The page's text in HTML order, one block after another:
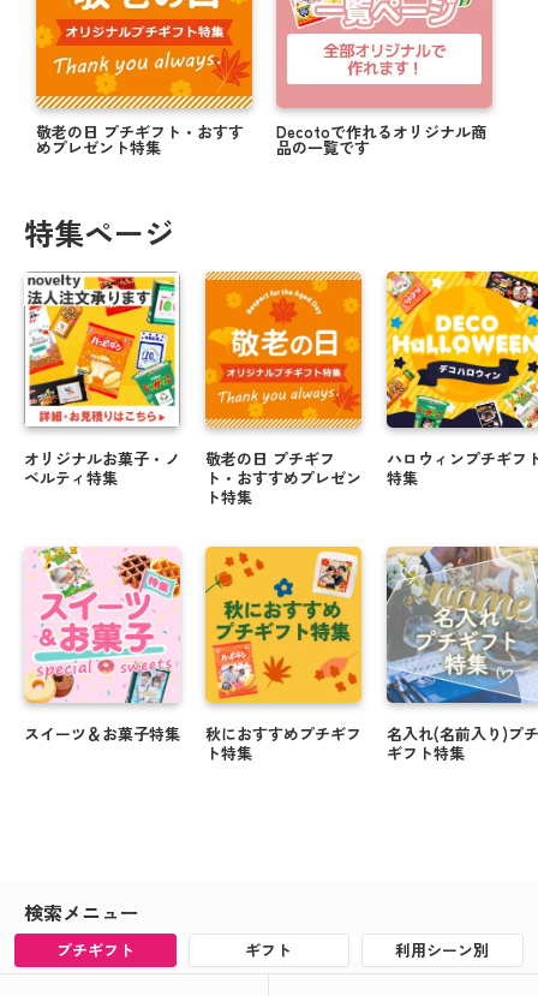
敬老の日 プチギフト・おすす
めプレゼント特集
Decotoで作れるオリジナル商
品の一覧です
特集ページ
オリジナルお菓子・ノ
ベルティ特集
スイーツ＆お菓子特集
敬老の日 プチギフ
ト・おすすめプレゼン
ト特集
秋におすすめプチギフ
ト特集
ハロウィンプチギフ
特集
名入れ(名前入り)プチ
ギフト特集
検索メニュー
プチギフト ギフト 利用シーン別